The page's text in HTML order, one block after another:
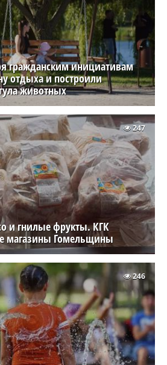
гражданским инициативам
отдыха и построили
животных
и гнилые фрукты. КГК
магазины Гомельщины
247
246